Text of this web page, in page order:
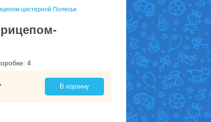
цистерной Полесье
4
В корзину